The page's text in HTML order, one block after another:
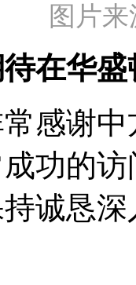
图片
在华
感谢
功的
诚恳